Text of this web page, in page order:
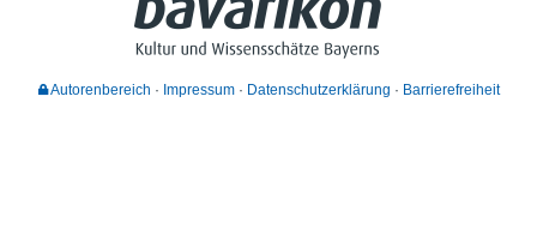
Autorenbereich Impressum Datenschutzerklärung Barrierefreiheit